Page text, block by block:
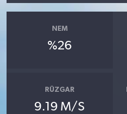
NEM
%26
RÜZGAR
9.19 M/S